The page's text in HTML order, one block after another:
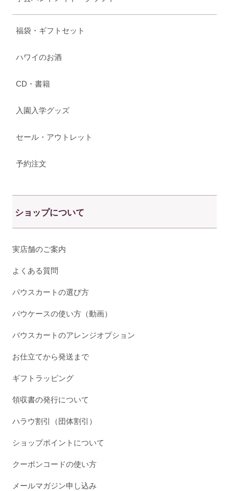
福袋・ギフトセット
ハワイのお酒
CD・書籍
入園入学グッズ
セール・アウトレット
予約注文
ショップについて
実店舗のご案内
よくある質問
パウスカートの選び方
パウケースの使い方（動画）
パウスカートのアレンジオプション
お仕立てから発送まで
ギフトラッピング
領収書の発行について
ハラウ割引（団体割引）
ショップポイントについて
クーポンコードの使い方
メールマガジン申し込み